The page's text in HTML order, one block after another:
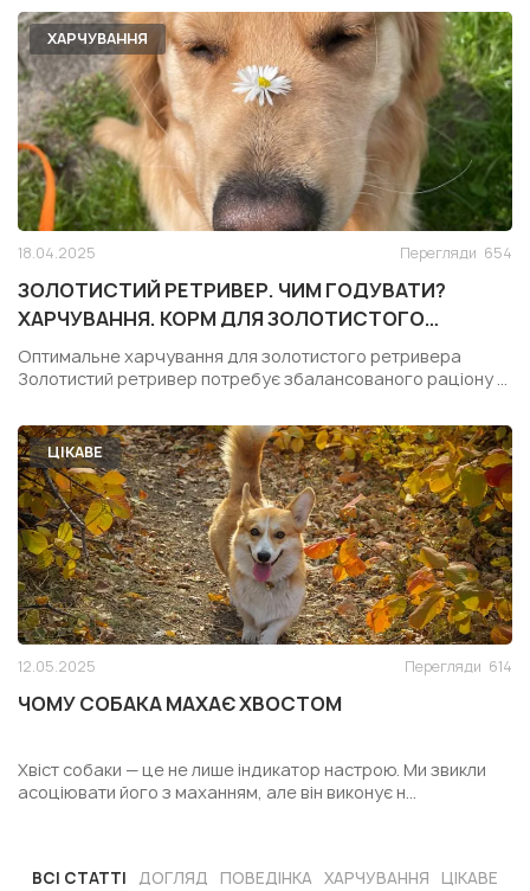
ХАРЧУВАННЯ
18.04.2025 Перегляди 654
ЗОЛОТИСТИЙ РЕТРИВЕР. ЧИМ ГОДУВАТИ?
ХАРЧУВАННЯ. КОРМ ДЛЯ ЗОЛОТИСТОГО
РЕТРИВЕРА
Оптимальне харчування для золотистого ретривера
Золотистий ретривер потребує збалансованого раціону ...
ЦІКАВЕ
12.05.2025 Перегляди 614
ЧОМУ СОБАКА МАХАЄ ХВОСТОМ
Хвіст собаки — це не лише індикатор настрою. Ми звикли
асоціювати його з маханням, але він виконує н...
ВСІ СТАТТІ ДОГЛЯД ПОВЕДІНКА ХАРЧУВАННЯ ЦІКАВЕ